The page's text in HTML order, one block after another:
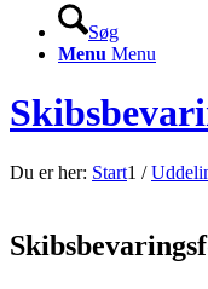
Søg
Menu Menu
Du er her: Start1 /